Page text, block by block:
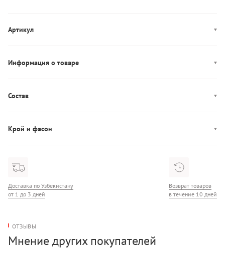
Артикул
Информация о товаре
Декор: брендированный пояс
Чашка: мягкая
Состав
Крой и фасон
Доставка по Узбекистану
от 1 до 3 дней
Возврат товаров
в течение 10 дней
ОТЗЫВЫ
Мнение других покупателей